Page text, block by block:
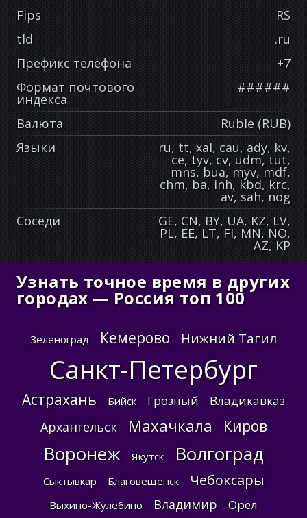
Fips
RS
tld
.ru
Префикс телефона
+7
Формат почтового
индекса
######
Валюта
Ruble (RUB)
Языки
ru, tt, xal, cau, ady, kv,
ce, tyv, cv, udm, tut,
mns, bua, myv, mdf,
chm, ba, inh, kbd, krc,
av, sah, nog
Соседи
GE, CN, BY, UA, KZ, LV,
PL, EE, LT, FI, MN, NO,
AZ, KP
Узнать точное время в других
городах — Россия топ 100
Зеленоград Кемерово Нижний Тагил
Санкт-Петербург
Астрахань Бийск Грозный Владикавказ
Архангельск Махачкала Киров
Воронеж Якутск Волгоград
Сыктывкар Благовещенск Чебоксары
Выхино-Жулебино Владимир Орёл